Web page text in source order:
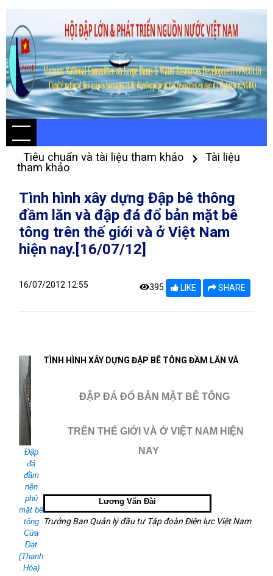
Tiêu chuẩn và tài liệu tham khảo
Tài liệu
tham khảo
Tình hình xây dựng Đập bê thông
đầm lăn và đập đá đổ bản mặt bê
tông trên thế giới và ở Việt Nam
hiện nay.[16/07/12]
16/07/2012 12:55 395 LIKE SHARE
Đập
đá
đầm
nện
phủ
mặt bê
tông
Cửa
Đạt
(Thanh
Hóa)
TÌNH HÌNH XÂY DỰNG ĐẬP BÊ TÔNG ĐẦM LĂN VÀ
ĐẬP ĐÁ ĐỔ BẢN MẶT BÊ TÔNG
TRÊN THẾ GIỚI VÀ Ở VIỆT NAM HIỆN
NAY
Lương Văn Đài
Trưởng Ban Quản lý đầu tư Tập đoàn Điện lực Việt Nam